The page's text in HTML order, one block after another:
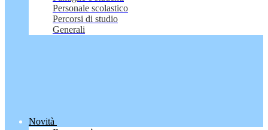
Personale scolastico
Percorsi di studio
Generali
Novità